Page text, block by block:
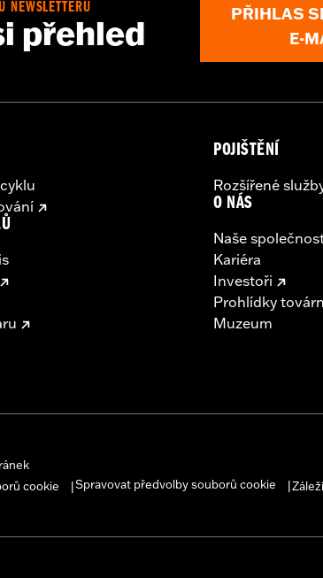
gaskets. See dealer for information.
NEWSLETTERU
přehled
PŘIHLAS
E-
POJIŠTĚNÍ
Rozšířené
O NÁS
Naše
Kariéra
Investoři
Prohlídky
Muzeum
cookie Spravovat předvolby souborů cookie